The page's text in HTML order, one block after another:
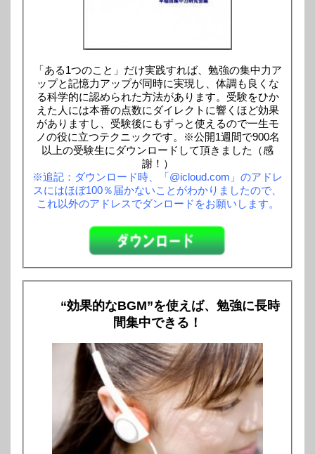
「ある1つのこと」だけ実践すれば、勉強の集中力ア
ップと記憶力アップが同時に実現し、体調も良くな
る科学的に認められた方法があります。受験をひか
えた人には本番の点数にダイレクトに響くほど効果
がありますし、受験後にもずっと使えるので一生モ
ノの役に立つテクニックです。※公開1週間で900名
以上の受験生にダウンロードして頂きました（感
謝！）
※追記：ダウンロード時、「@icloud.com」のアドレ
スにはほぼ100％届かないことがわかりましたので、
これ以外のアドレスでダンロードをお願いします。
“効果的なBGM”を使えば、勉強に長時
間集中できる！